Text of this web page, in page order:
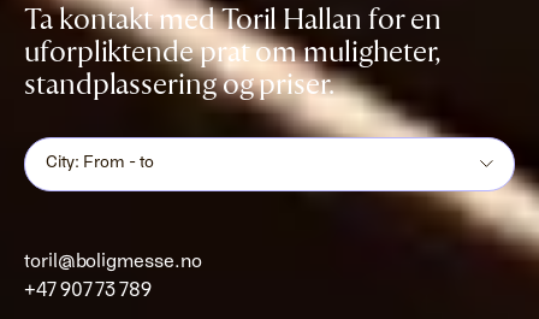
Ta kontakt med Toril Hallan for en
uforpliktende prat om muligheter,
standplassering og priser.
City: From - to
toril@boligmesse.no
+47 907 73 789